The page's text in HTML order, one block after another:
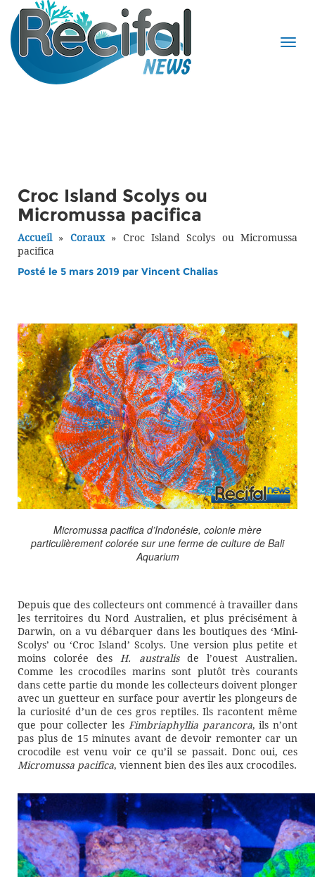
Croc Island Scolys ou
Micromussa pacifica
Accueil» Coraux» Croc Island Scolys ou Micromussa
pacifica
Posté le 5 mars 2019 par Vincent Chalias
Micromussa pacifica d’Indonésie, colonie mère
particulièrement colorée sur une ferme de culture de Bali
Aquarium
Depuis que des collecteurs ont commencé à travailler dans
les territoires du Nord Australien, et plus précisément à
Darwin, on a vu débarquer dans les boutiques des ‘Mini-
Scolys’ ou ‘Croc Island’ Scolys. Une version plus petite et
moins colorée desH. australisde l’ouest Australien.
Comme les crocodiles marins sont plutôt très courants
dans cette partie du monde les collecteurs doivent plonger
avec un guetteur en surface pour avertir les plongeurs de
la curiosité d’un de ces gros reptiles. Ils racontent même
que pour collecter les Fimbriaphyllia parancora, ils n’ont
pas plus de 15 minutes avant de devoir remonter car un
crocodile est venu voir ce qu’il se passait. Donc oui, ces
Micromussa pacifica, viennent bien des îles aux crocodiles.